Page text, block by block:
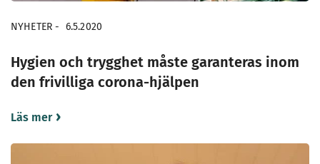
NYHETER - 6.5.2020
Hygien och trygghet måste garanteras inom
den frivilliga corona-hjälpen
Läs mer